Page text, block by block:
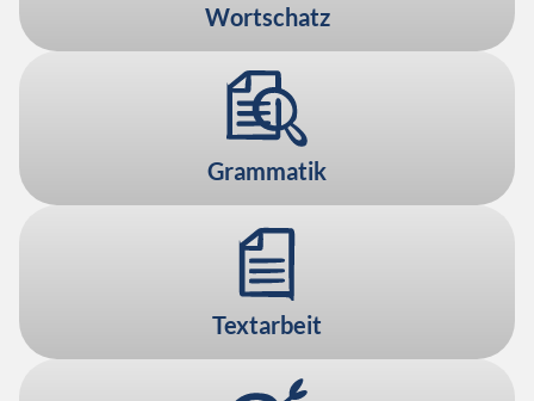
Wortschatz
Grammatik
Textarbeit